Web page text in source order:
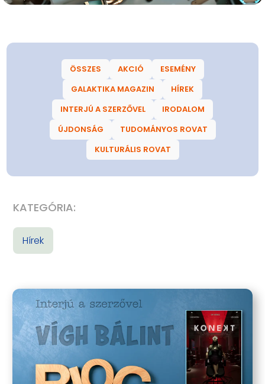
ÖSSZES AKCIÓ
ESEMÉNY
GALAKTIKA MAGAZIN
HÍREK
INTERJÚ A SZERZŐVEL
IRODALOM
ÚJDONSÁG
TUDOMÁNYOS ROVAT
KULTURÁLIS ROVAT
KATEGÓRIA:
Hírek